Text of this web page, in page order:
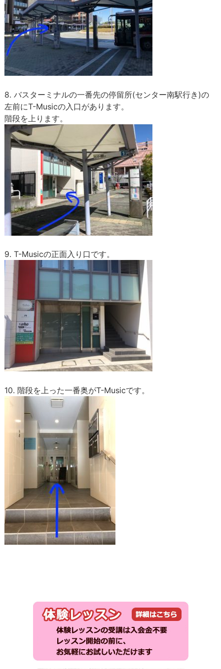
8. バスターミナルの一番先の停留所(センター南駅行き)の
左前にT-Musicの入口があります。
階段を上ります。
9. T-Musicの正面入り口です。
10. 階段を上った一番奥がT-Musicです。